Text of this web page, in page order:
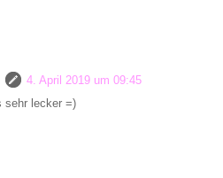
4. April 2019 um 09:45
sehr lecker =)